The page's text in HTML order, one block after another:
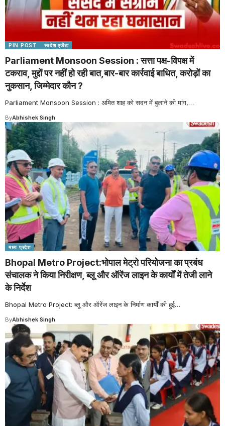
PIN POST स्वदेश एजेंडा
Parliament Monsoon Session : सत्ता पक्ष-विपक्ष में
टकराव, मुद्दों पर नहीं हो रही बात,बार-बार कार्रवाई बाधित, करोड़ों का
नुकसान, जिम्मेदार कौन ?
Parliament Monsoon Session : अमित शाह को सदन में बुलाने की मांग,…
ByAbhishek Singh
मध्य प्रदेश
Bhopal Metro Project:भोपाल मेट्रो परियोजना का प्रबंध
संचालक ने किया निरीक्षण, ब्लू और ऑरेंज लाइन के कार्यों में तेजी लाने
के निर्देश
Bhopal Metro Project: ब्लू और ऑरेंज लाइन के निर्माण कार्यों की हुई…
ByAbhishek Singh